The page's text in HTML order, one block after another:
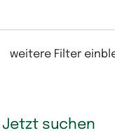
weitere Filter
Jetzt suchen